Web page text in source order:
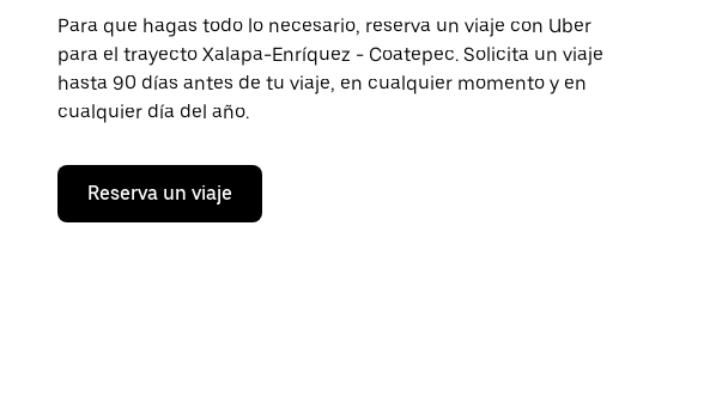
Para que hagas todo lo necesario, reserva un viaje con Uber
para el trayecto Xalapa-Enríquez - Coatepec. Solicita un viaje
hasta 90 días antes de tu viaje, en cualquier momento y en
cualquier día del año.
Reserva un viaje